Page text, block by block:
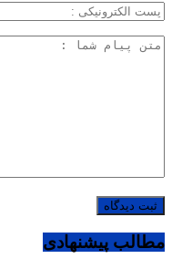
مطالب پیشنهادی